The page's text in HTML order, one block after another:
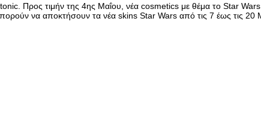
Προς τιμήν της 4ης Μαΐου, νέα cosmetics με θέμα το Star
μπορούν να αποκτήσουν τα νέα skins Star Wars από τις 7 έως τις